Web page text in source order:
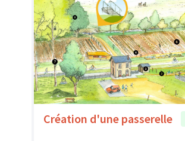
Création d'une passerelle